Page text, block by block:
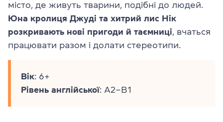
місто, де живуть тварини, подібні до людей.
Юна кролиця Джуді та хитрий лис Нік
розкривають нові пригоди й таємниці, вчаться
працювати разом і долати стереотипи.
Вік: 6+
Рівень англійської: A2–B1